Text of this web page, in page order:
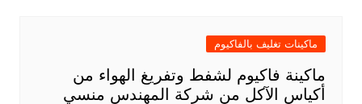
ماكينات تغليف بالفاكيوم
ماكينة فاكيوم لشفط وتفريغ الهواء من
أكياس الآكل من شركة المهندس منسي